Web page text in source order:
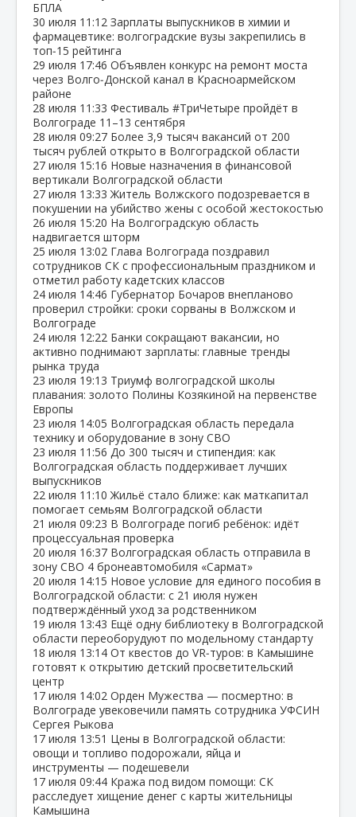
БПЛА
30 июля 11:12 Зарплаты выпускников в химии и
фармацевтике: волгоградские вузы закрепились в
топ‑15 рейтинга
29 июля 17:46 Объявлен конкурс на ремонт моста
через Волго‑Донской канал в Красноармейском
районе
28 июля 11:33 Фестиваль #ТриЧетыре пройдёт в
Волгограде 11–13 сентября
28 июля 09:27 Более 3,9 тысяч вакансий от 200
тысяч рублей открыто в Волгоградской области
27 июля 15:16 Новые назначения в финансовой
вертикали Волгоградской области
27 июля 13:33 Житель Волжского подозревается в
покушении на убийство жены с особой жестокостью
26 июля 15:20 На Волгоградскую область
надвигается шторм
25 июля 13:02 Глава Волгограда поздравил
сотрудников СК с профессиональным праздником и
отметил работу кадетских классов
24 июля 14:46 Губернатор Бочаров внепланово
проверил стройки: сроки сорваны в Волжском и
Волгограде
24 июля 12:22 Банки сокращают вакансии, но
активно поднимают зарплаты: главные тренды
рынка труда
23 июля 19:13 Триумф волгоградской школы
плавания: золото Полины Козякиной на первенстве
Европы
23 июля 14:05 Волгоградская область передала
технику и оборудование в зону СВО
23 июля 11:56 До 300 тысяч и стипендия: как
Волгоградская область поддерживает лучших
выпускников
22 июля 11:10 Жильё стало ближе: как маткапитал
помогает семьям Волгоградской области
21 июля 09:23 В Волгограде погиб ребёнок: идёт
процессуальная проверка
20 июля 16:37 Волгоградская область отправила в
зону СВО 4 бронеавтомобиля «Сармат»
20 июля 14:15 Новое условие для единого пособия в
Волгоградской области: с 21 июля нужен
подтверждённый уход за родственником
19 июля 13:43 Ещё одну библиотеку в Волгоградской
области переоборудуют по модельному стандарту
18 июля 13:14 От квестов до VR‑туров: в Камышине
готовят к открытию детский просветительский
центр
17 июля 14:02 Орден Мужества — посмертно: в
Волгограде увековечили память сотрудника УФСИН
Сергея Рыкова
17 июля 13:51 Цены в Волгоградской области:
овощи и топливо подорожали, яйца и
инструменты — подешевели
17 июля 09:44 Кража под видом помощи: СК
расследует хищение денег с карты жительницы
Камышина